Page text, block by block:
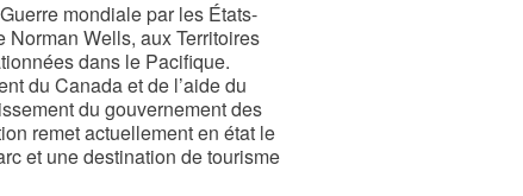
mondiale par les États-
Wells, aux Territoires
dans le Pacifique.
du Canada et de l’aide du
du gouvernement des
remet actuellement en état le
et une destination de tourisme